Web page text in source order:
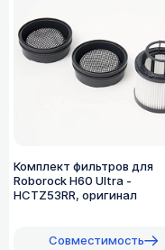
Комплект фильтров для
Roborock H60 Ultra -
HCTZ53RR, оригинал
Совместимость